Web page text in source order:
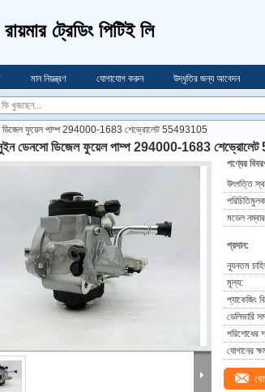
রায়মার ট্রেডিং পিটিই লি
মান নিয়ন্ত্রণ যোগাযোগ করুন উদ্ধৃতির জন্য আবেদন
ডিজেল ফুয়েল পাম্প 294000-1683 শেভ্রোলেট 55493105
ডেনসো ডিজেল ফুয়েল পাম্প 294000-1683
পণ্যের
উৎপত্তি
মডেল
প্রদান:
ন্যূনতম
মূল্য:
প্যাকেজিং
ডেলিভারি
পরিশোধের
যোগানের